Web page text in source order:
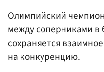
Олимпийский
между соперниками в
сохраняется
на конкуренцию.